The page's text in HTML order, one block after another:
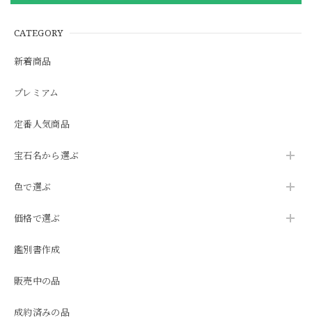
CATEGORY
新着商品
プレミアム
定番人気商品
宝石名から選ぶ
色で選ぶ
価格で選ぶ
鑑別書作成
販売中の品
成約済みの品